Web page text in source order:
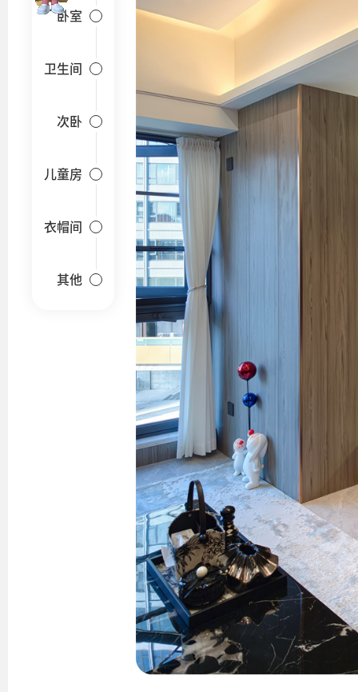
卧室
卫生间
次卧
儿童房
衣帽间
其他